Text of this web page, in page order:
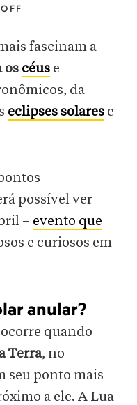
fascinam a
os céus e
da
eclipses solares e
possível ver
– evento que
e curiosos em
anular?
quando
Terra, no
seu ponto mais
a ele. A Lua